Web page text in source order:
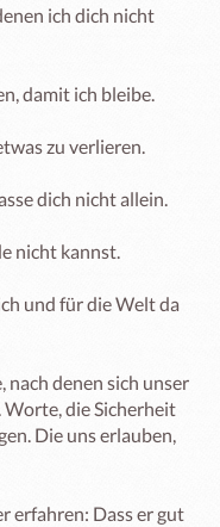
ich dich nicht
damit ich bleibe.
zu verlieren.
dich nicht allein.
nicht kannst.
und für die Welt da
nach denen sich unser
Worte, die Sicherheit
Die uns erlauben,
erfahren: Dass er gut